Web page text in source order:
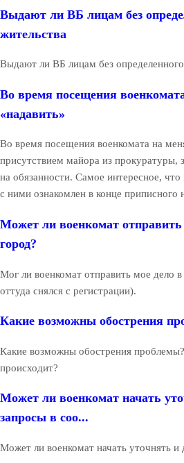
Выдают ли ВБ лицам без
жительства
Выдают ли ВБ лицам без определенного
Во время посещения
«надавить»
Во время посещения военкомата на
присутствием майора из прокуратуры,
на обязанности. Самое интересное,
с ними ознакомлен в конце приписного
Может ли военкомат отправить
город?
Мог ли военкомат отправить мое дело в
оттуда снялся с регистрации).
Какие возможны обострения
Какие возможны обострения
происходит?
Может ли военкомат начать
запросы в соо...
Может ли военкомат начать уточнять и